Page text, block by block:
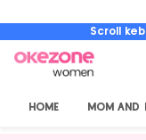
Scroll
HOME MOM AND